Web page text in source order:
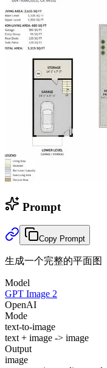
Prompt
Copy Prompt
生成一个完整的平面图
Model
GPT Image 2
OpenAI
Mode
text-to-image
text + image -> image
Output
image